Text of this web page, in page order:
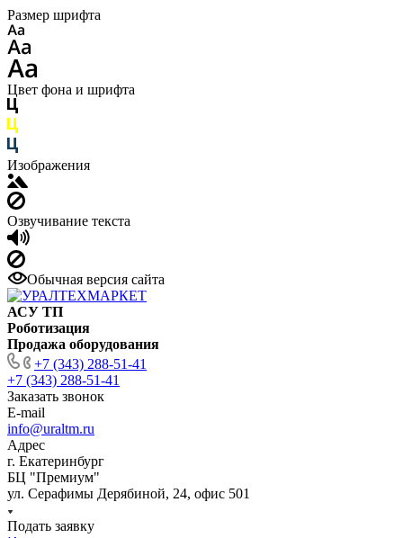
Размер шрифта
Цвет фона и шрифта
Изображения
Озвучивание текста
Обычная версия сайта
АСУ ТП
Роботизация
Продажа оборудования
+7 (343) 288-51-41
+7 (343) 288-51-41
Заказать звонок
E-mail
info@uraltm.ru
Адрес
г. Екатеринбург
БЦ "Премиум"
ул. Серафимы Дерябиной, 24, офис 501
Подать заявку